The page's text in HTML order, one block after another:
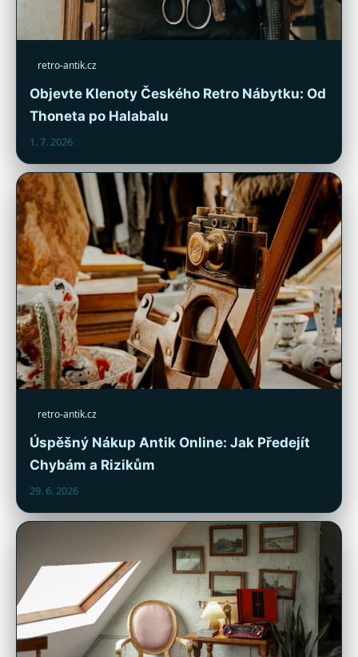
retro-antik.cz
Objevte Klenoty Českého Retro Nábytku: Od
Thoneta po Halabalu
1. 7. 2026
retro-antik.cz
Úspěšný Nákup Antik Online: Jak Předejít
Chybám a Rizikům
29. 6. 2026